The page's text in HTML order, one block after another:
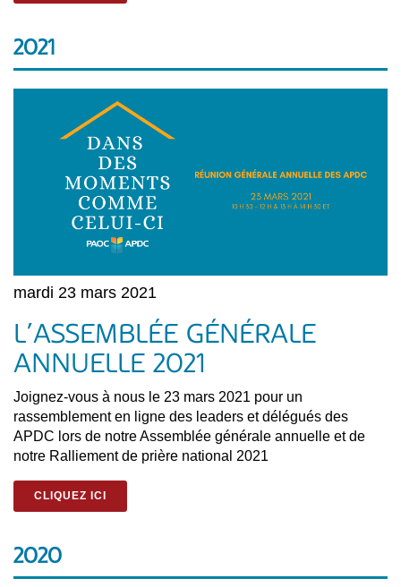
2021
mardi 23 mars 2021
L’ASSEMBLÉE GÉNÉRALE
ANNUELLE 2021
Joignez-vous à nous le 23 mars 2021 pour un
rassemblement en ligne des leaders et délégués des
APDC lors de notre Assemblée générale annuelle et de
notre Ralliement de prière national 2021
CLIQUEZ ICI
2020